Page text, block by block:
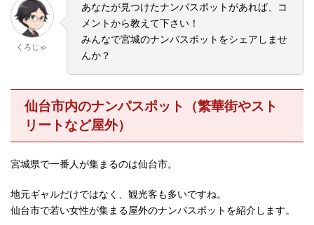
くろじゃ
あなたが見つけたナンパスポットがあれば、コ
メントから教えて下さい！
みんなで宮城のナンパスポットをシェアしませ
んか？
仙台市内のナンパスポット（繁華街やスト
リートなど屋外）
宮城県で一番人が集まるのは仙台市。
地元ギャルだけではなく、観光客も多いですね。
仙台市で若い女性が集まる屋外のナンパスポットを紹介します。